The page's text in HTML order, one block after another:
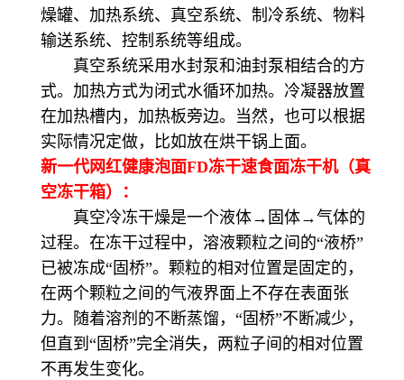
燥罐、加热系统、真空系统、制冷系统、物料
输送系统、控制系统等组成。
真空系统采用水封泵和油封泵相结合的方
式。加热方式为闭式水循环加热。冷凝器放置
在加热槽内，加热板旁边。当然，也可以根据
实际情况定做，比如放在烘干锅上面。
新一代网红健康泡面FD冻干速食面冻干机（真
空冻干箱）：
真空冷冻干燥是一个液体→固体→气体的
过程。在冻干过程中，溶液颗粒之间的“液桥”
已被冻成“固桥”。颗粒的相对位置是固定的，
在两个颗粒之间的气液界面上不存在表面张
力。随着溶剂的不断蒸馏，“固桥”不断减少，
但直到“固桥”完全消失，两粒子间的相对位置
不再发生变化。